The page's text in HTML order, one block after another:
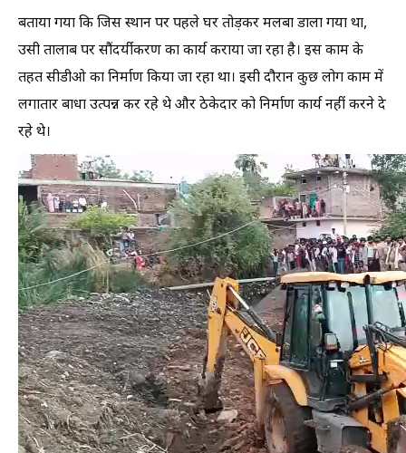
बताया गया कि जिस स्थान पर पहले घर तोड़कर मलबा डाला गया था,
उसी तालाब पर सौंदर्यीकरण का कार्य कराया जा रहा है। इस काम के
तहत सीडीओ का निर्माण किया जा रहा था। इसी दौरान कुछ लोग काम में
लगातार बाधा उत्पन्न कर रहे थे और ठेकेदार को निर्माण कार्य नहीं करने दे
रहे थे।